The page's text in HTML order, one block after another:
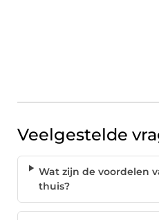
Veelgestelde
Wat zijn de voordelen
thuis?